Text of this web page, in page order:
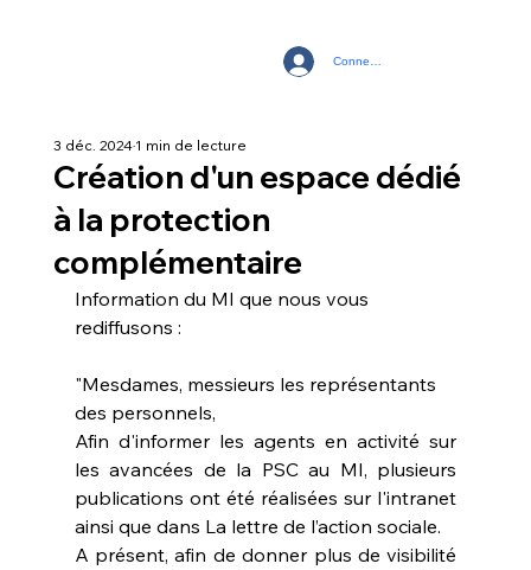
Connexion
Création d'un espace dédié
à la protection
complémentaire
3 déc. 20241 min de lecture
Information du MI que nous vous
rediffusons :
"Mesdames, messieurs les représentants
des personnels,
Afin d'informer les agents en activité sur
les avancées de la PSC au MI, plusieurs
publications ont été réalisées sur l'intranet
ainsi que dans La lettre de l’action sociale.
A présent, afin de donner plus de visibilité